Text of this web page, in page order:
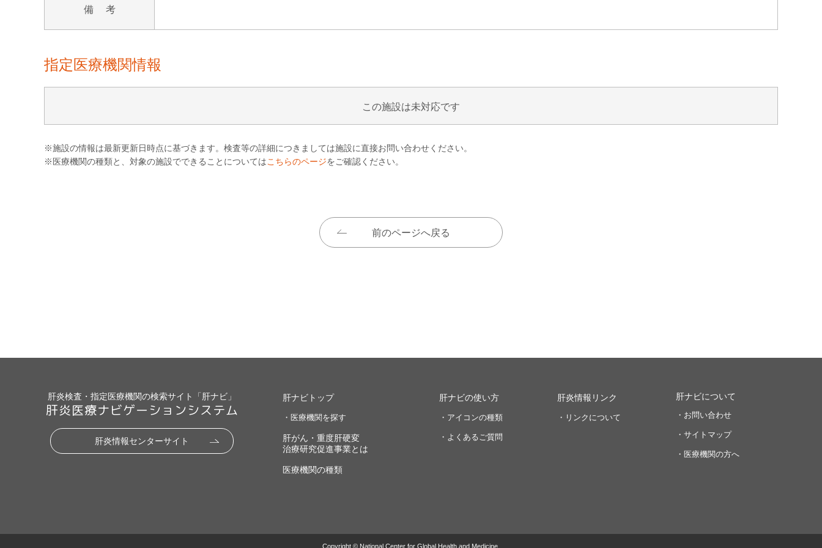
備 考
指定医療機関情報
この施設は未対応です
※施設の情報は最新更新日時点に基づきます。検査等の詳細につきましては施設に直接お問い合わせください。
※医療機関の種類と、対象の施設でできることについてはこちらのページをご確認ください。
前のページへ戻る
肝炎検査・指定医療機関の検索サイト「肝ナビ」
肝炎医療ナビゲーションシステム
肝炎情報センターサイト
肝ナビトップ
・医療機関を探す
肝がん・重度肝硬変
治療研究促進事業とは
医療機関の種類
肝ナビの使い方
・アイコンの種類
・よくあるご質問
肝炎情報リンク
・リンクについて
肝ナビについて
・お問い合わせ
・サイトマップ
・医療機関の方へ
Copyright © National Center for Global Health and Medicine.